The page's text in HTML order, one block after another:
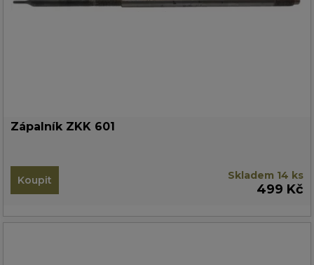
Zápalník ZKK 601
Koupit Skladem 14 ks
499 Kč